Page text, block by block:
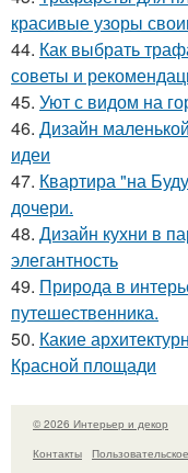
красивые узоры
44. Как выбрать
советы и
45. Уют с видом на
46. Дизайн
идеи
47. Квартира "на
дочери.
48. Дизайн кухни в
элегантность
49. Природа в
путешественника.
50. Какие
Красной площади
© 2026 Интерьер и декор
Контакты